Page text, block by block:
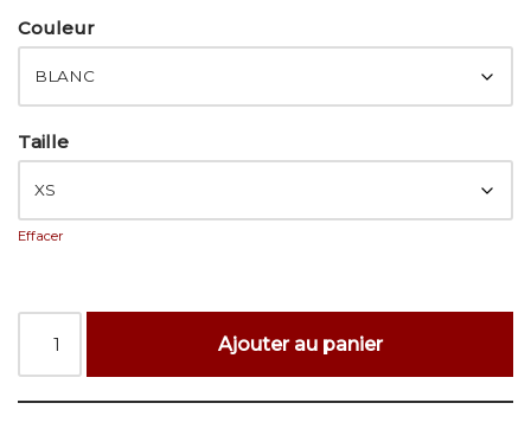
Couleur
Taille
Effacer
Ajouter au panier